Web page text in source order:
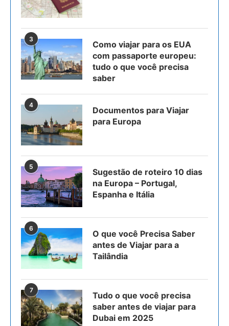
3
Como viajar para os EUA
com passaporte europeu:
tudo o que você precisa
saber
4
Documentos para Viajar
para Europa
5
Sugestão de roteiro 10 dias
na Europa – Portugal,
Espanha e Itália
6
O que você Precisa Saber
antes de Viajar para a
Tailândia
7
Tudo o que você precisa
saber antes de viajar para
Dubai em 2025